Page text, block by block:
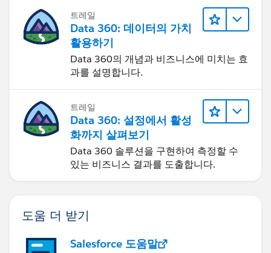
트레일
Data 360: 데이터의 가치
활용하기
Data 360의 개념과 비즈니스에 미치는 효
과를 설명합니다.
트레일
Data 360: 설정에서 활성
화까지 살펴보기
Data 360 솔루션을 구현하여 측정할 수
있는 비즈니스 결과를 도출합니다.
도움 더 받기
Salesforce 도움말